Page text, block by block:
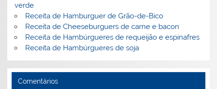
verde
Receita de Hamburguer de Grão-de-Bico
Receita de Cheeseburguers de carne e bacon
Receita de Hambúrgueres de requeijão e espinafres
Receita de Hambúrgueres de soja
Comentários